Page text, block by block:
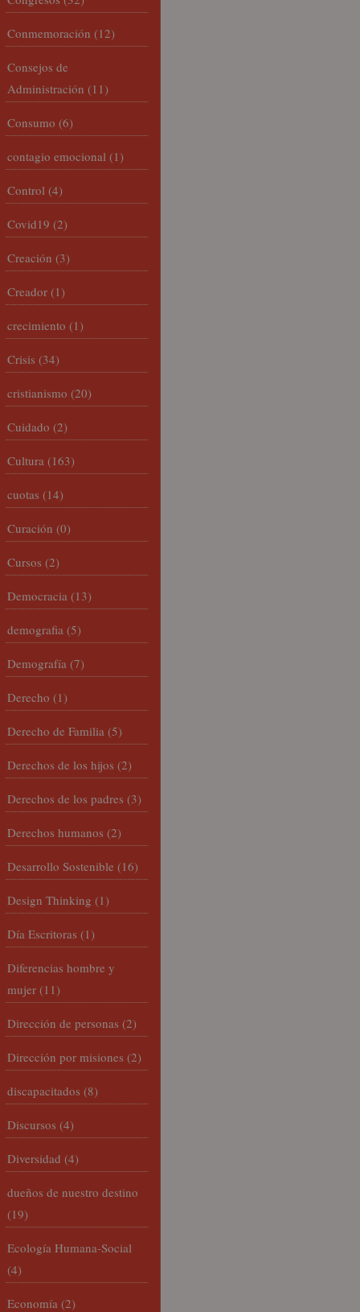
Conmemoración (12)
Consejos de
Administración (11)
Consumo (6)
contagio emocional (1)
Control (4)
Covid19 (2)
Creación (3)
Creador (1)
crecimiento (1)
Crisis (34)
cristianismo (20)
Cuidado (2)
Cultura (163)
cuotas (14)
Curación (0)
Cursos (2)
Democracia (13)
demografia (5)
Demografía (7)
Derecho (1)
Derecho de Familia (5)
Derechos de los hijos (2)
Derechos de los padres (3)
Derechos humanos (2)
Desarrollo Sostenible (16)
Design Thinking (1)
Día Escritoras (1)
Diferencias hombre y
mujer (11)
Dirección de personas (2)
Dirección por misiones (2)
discapacitados (8)
Discursos (4)
Diversidad (4)
dueños de nuestro destino
(19)
Ecología Humana-Social
(4)
Economía (2)